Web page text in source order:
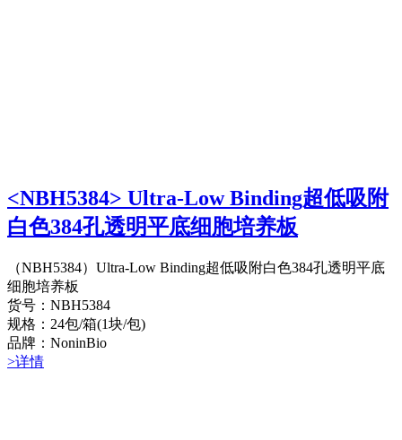
<NBH5384> Ultra-Low Binding超低吸附
白色384孔透明平底细胞培养板
（NBH5384）Ultra-Low Binding超低吸附白色384孔透明平底
细胞培养板
货号：NBH5384
规格：24包/箱(1块/包)
品牌：NoninBio
>详情